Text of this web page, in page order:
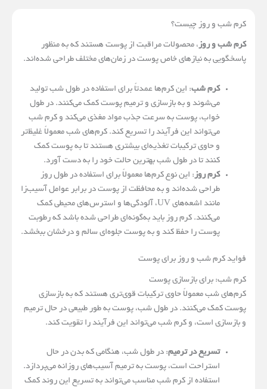
کرم شب و روز چیست؟
کرم شب و روز، محصولات مراقبت از پوست هستند که به منظور
پاسخگویی به نیازهای خاص پوست در زمان‌های مختلف طراحی شده‌اند.
کرم شب: این کرم‌ها عمدتاً برای استفاده در طول شب تولید
می‌شوند و به بازسازی و ترمیم پوست کمک می‌کنند. در طول
خواب، پوست به سرعت جذب مواد مغذی می‌کند و کرم شب
می‌تواند این فرآیند را تسریع کند. کرم‌های شب معمولاً غلیظ‌تر
و حاوی ترکیبات تغذیه‌ای بیشتری هستند تا به پوست کمک
کنند تا در طول شب بهترین حالت خود را به دست آورد.
کرم روز : این نوع کرم‌ها معمولاً برای استفاده در طول روز
طراحی شده‌اند و به محافظت از پوست در برابر عوامل آسیب‌زا
مانند اشعه‌های UV، آلودگی‌ها و استرس‌های محیطی کمک
می‌کنند. کرم روز باید به‌گونه‌ای طراحی شده باشد که رطوبت
پوست را حفظ کند و به پوست جلوه‌ای سالم و درخشان ببخشد.
فواید کرم شب و روز برای پوست
کرم شب: برای بازسازی پوست
کرم‌های شب معمولاً حاوی ترکیبات قوی‌تری هستند که به بازسازی
پوست کمک می‌کنند. در طول شب، پوست به طور طبیعی در حال ترمیم
و بازسازی است، و کرم شب می‌تواند این فرآیند را تقویت کند.
تسریع در ترمیم: در طول شب، هنگامی که بدن در حال
استراحت است، پوست به ترمیم آسیب‌های روزانه می‌پردازد.
استفاده از کرم شب مناسب می‌تواند به تسریع این روند کمک